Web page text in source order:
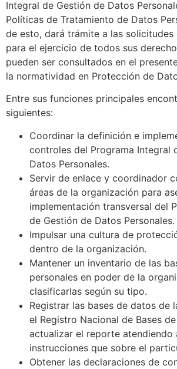
Integral de Gestión de Datos
Políticas de Tratamiento de Datos
de esto, dará trámite a las
para el ejercicio de todos sus
pueden ser consultados en el
la normatividad en Protección de
Entre sus funciones principales
siguientes:
Coordinar la definición e
controles del Programa Integral
Datos Personales.
Servir de enlace y coordinador
áreas de la organización para
implementación transversal del
de Gestión de Datos Personales.
Impulsar una cultura de
dentro de la organización.
Mantener un inventario de las
personales en poder de la
clasificarlas según su tipo.
Registrar las bases de datos de
el Registro Nacional de Bases
actualizar el reporte atendiendo
instrucciones que sobre el
Obtener las declaraciones de